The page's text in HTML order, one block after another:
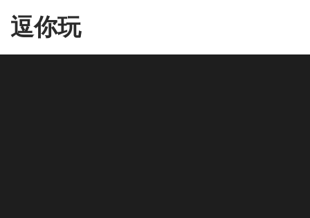
the
content
逗你玩